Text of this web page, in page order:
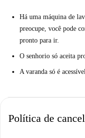
Há uma máquina de
preocupe, você pode
pronto para ir.
O senhorio só aceita
A varanda só é
Política de